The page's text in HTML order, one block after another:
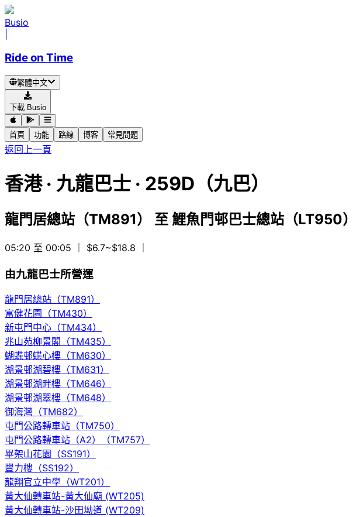
Busio
Ride on Time
繁體中文
下載 Busio
首頁 功能 路線 博客 常見問題
返回上一頁
香港· 九龍巴士 · 259D（九巴）
龍門居總站（TM891） 至 鯉魚門邨巴士總站（LT950）
05:20 至 00:05 ｜ $6.7~$18.8
由九龍巴士所營運
龍門居總站（TM891）
富健花園（TM430）
新屯門中心（TM434）
兆山苑柳景閣（TM435）
蝴蝶邨蝶心樓（TM630）
湖景邨湖碧樓（TM631）
湖景邨湖畔樓（TM646）
湖景邨湖翠樓（TM648）
御海灣（TM682）
屯門公路轉車站（TM750）
屯門公路轉車站（A2）（TM757）
畢架山花園（SS191）
豐力樓（SS192）
龍翔官立中學（WT201）
黃大仙轉車站-黃大仙廟 (WT205)
黃大仙轉車站-沙田坳道 (WT209)